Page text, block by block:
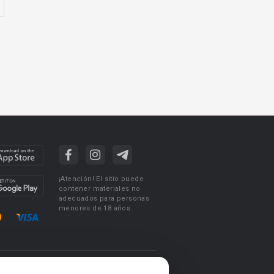
¡Atención! El sitio puede
contener materiales no
adecuados para personas
menores de 18 años.